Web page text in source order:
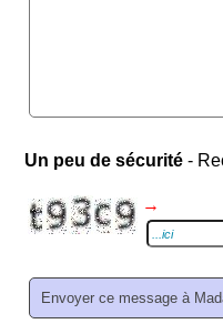
Un peu de sécurité -
→